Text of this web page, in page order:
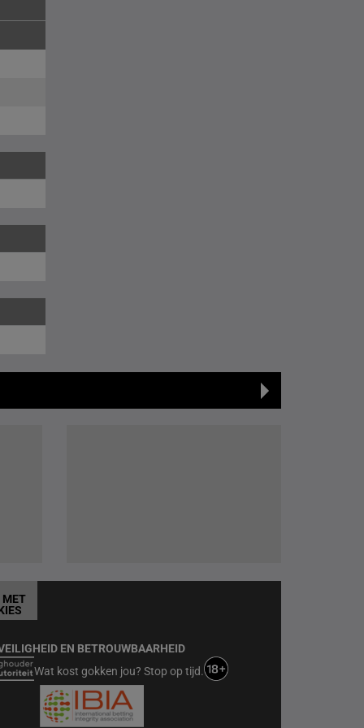
EN BETROUWBAARHEID
Wat kost gokken jou? Stop op tijd.